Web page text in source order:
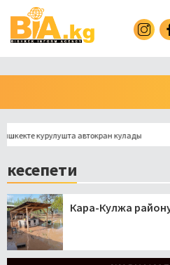
курулушта автокран кулады
кесепети
Кара-Кулжа